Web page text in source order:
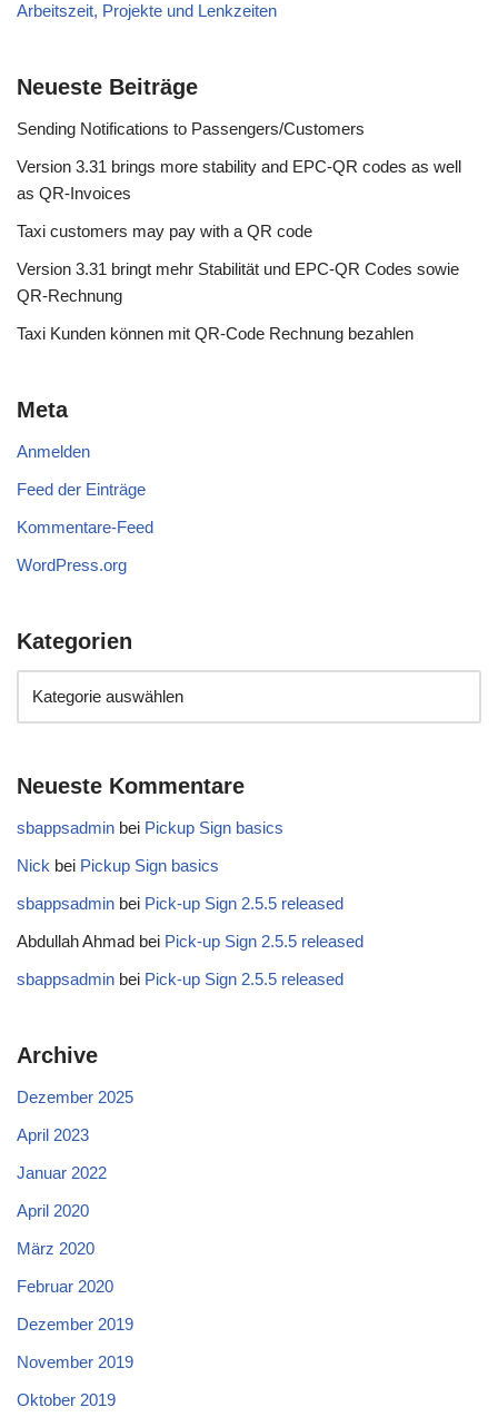
Arbeitszeit, Projekte und Lenkzeiten
Neueste Beiträge
Sending Notifications to Passengers/Customers
Version 3.31 brings more stability and EPC-QR codes as well
as QR-Invoices
Taxi customers may pay with a QR code
Version 3.31 bringt mehr Stabilität und EPC-QR Codes sowie
QR-Rechnung
Taxi Kunden können mit QR-Code Rechnung bezahlen
Meta
Anmelden
Feed der Einträge
Kommentare-Feed
WordPress.org
Kategorien
Neueste Kommentare
sbappsadmin bei Pickup Sign basics
Nick bei Pickup Sign basics
sbappsadmin bei Pick-up Sign 2.5.5 released
Abdullah Ahmad bei Pick-up Sign 2.5.5 released
sbappsadmin bei Pick-up Sign 2.5.5 released
Archive
Dezember 2025
April 2023
Januar 2022
April 2020
März 2020
Februar 2020
Dezember 2019
November 2019
Oktober 2019